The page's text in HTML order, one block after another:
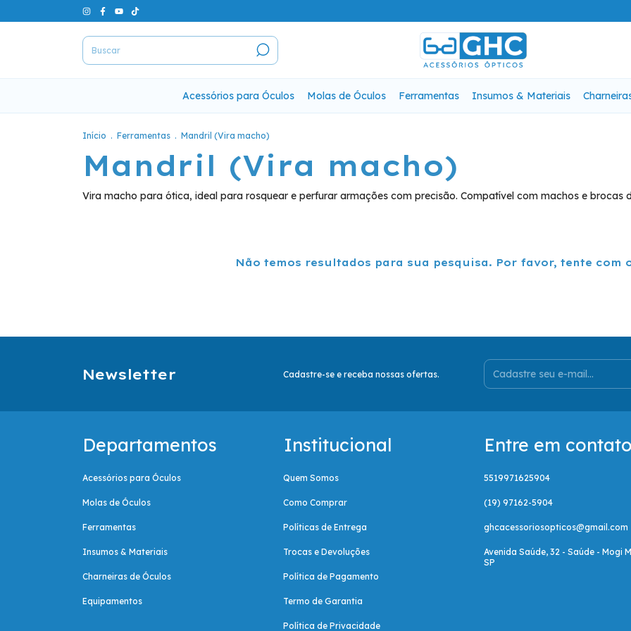
Acessórios para Óculos Molas de Óculos Ferramentas Insumos & Materiais
Início . Ferramentas . Mandril (Vira macho)
Mandril (Vira macho)
Vira macho para ótica, ideal para rosquear e perfurar armações com precisão. Compatível com machos e brocas
Não temos resultados para sua pesquisa. Por favor, tente com
Newsletter Cadastre-se e receba nossas ofertas.
Departamentos
Acessórios para Óculos
Molas de Óculos
Ferramentas
Insumos & Materiais
Charneiras de Óculos
Equipamentos
Institucional
Quem Somos
Como Comprar
Políticas de Entrega
Trocas e Devoluções
Política de Pagamento
Termo de Garantia
Política de Privacidade
Entre em contato
5519971625904
(19) 97162-5904
ghcacessoriosopticos@gmail.com
Avenida Saúde, 32 - Saúde - Mogi
SP